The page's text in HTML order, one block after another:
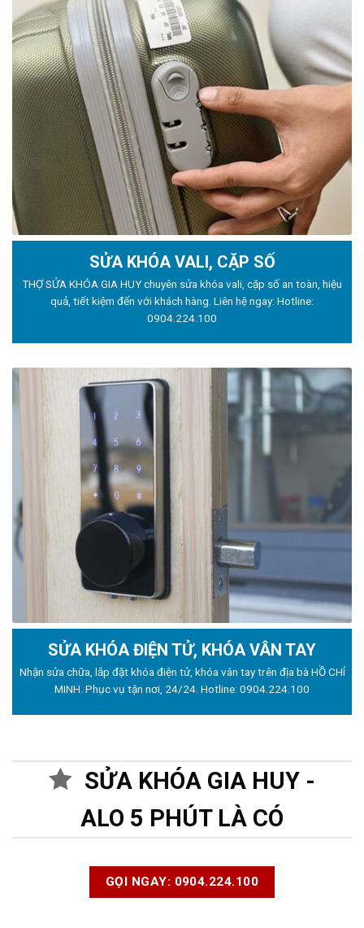
SỬA KHÓA VALI, CẶP SỐ
THỢ SỬA KHÓA GIA HUY chuyên sửa khóa vali, cặp số an toàn, hiệu
quả, tiết kiệm đến với khách hàng. Liên hệ ngay: Hotline:
0904.224.100
SỬA KHÓA ĐIỆN TỬ, KHÓA VÂN TAY
Nhận sửa chữa, lắp đặt khóa điện tử, khóa vân tay trên địa bà HỒ CHÍ
MINH. Phục vụ tận nơi, 24/24. Hotline: 0904.224.100
SỬA KHÓA GIA HUY -
ALO 5 PHÚT LÀ CÓ
GỌI NGAY: 0904.224.100